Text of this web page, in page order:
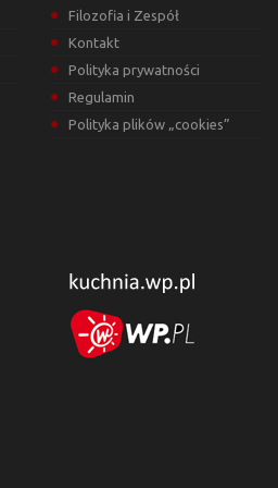
Filozofia i Zespół
Kontakt
Polityka prywatności
Regulamin
Polityka plików „cookies”